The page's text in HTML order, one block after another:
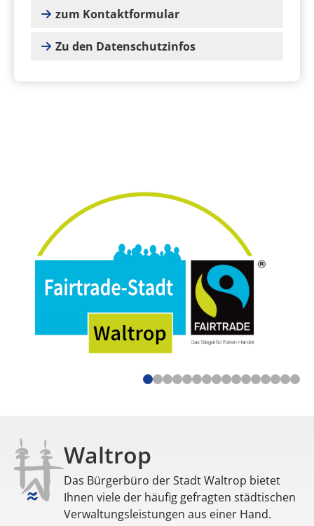
zum Kontaktformular
Zu den Datenschutzinfos
Waltrop
Das Bürgerbüro der Stadt Waltrop bietet
Ihnen viele der häufig gefragten städtischen
Verwaltungsleistungen aus einer Hand.